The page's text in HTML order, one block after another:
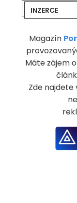
INZERCE
Magazín
Máte zájem
Zde